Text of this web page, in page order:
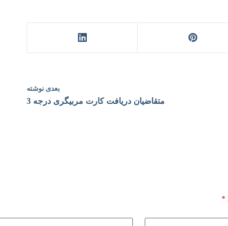
بعدی نوشته
متقاضیان دریافت کارت مربیگری درجه 3
*